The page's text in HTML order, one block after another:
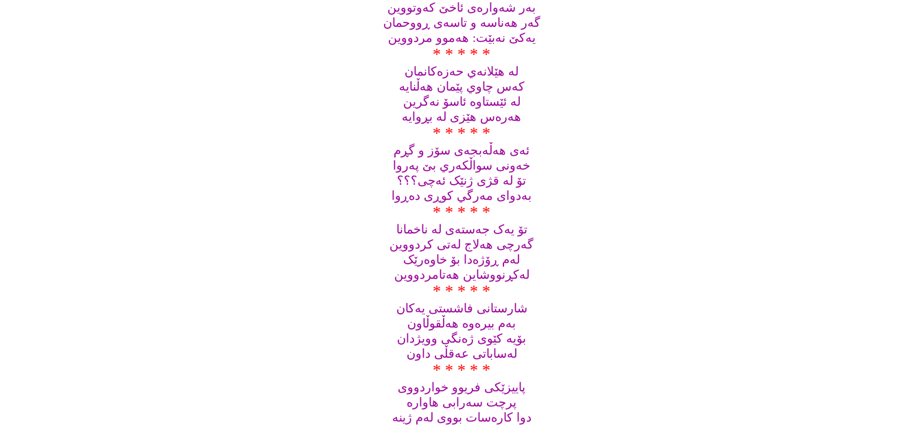
به‌ر شه‌واره‌ی ئاخێ که‌وتووین
گه‌ر هه‌ناسه‌ و تاسه‌ی ڕووحمان
يه‌کێ نه‌بێت: هه‌موو مردووین
* * * * *
له‌ هێلانه‌ي حه‌زه‌کانمان
که‌س چاوي پێمان هه‌ڵنایه‌
له‌ ئێستاوه‌ ئاسۆ نه‌گرین
هه‌ره‌س هێزی له‌ بڕوایه
* * * * *
ئه‌ی هه‌ڵه‌بجه‌ی سۆز و گڕم
خه‌ونی سواڵکه‌ري بێ په‌روا
تۆ له‌ قژی ژنێک ئه‌چی؟؟؟
به‌دوای مه‌رگي کوڕی ده‌ڕوا
* * * * *
تۆ یه‌ک جه‌سته‌ی له‌ ناخمانا
گه‌رچی هه‌لاج له‌تی کردووین
له‌م ڕۆژه‌دا بۆ خاوه‌رێک
له‌کڕنووشاين هه‌تامردووین
* * * * *
شارستانی فاشستی یه‌کان
به‌م بیره‌وه‌ هه‌ڵقوڵاون
بۆیه‌ کێوی ژه‌نگی وویژدان
له‌ساباتی عه‌قڵی داون
* * * * *
پاییزێکی فریوو خواردووی
پرچت سه‌رابی هاواره‌
دوا کاره‌سات بووی له‌م ژینه‌